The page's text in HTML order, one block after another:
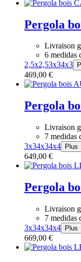
Pergola
Livraison
6 medidas
2,5x2,53x34x3
469,00 €
Pergola
Livraison
7 medidas
3x34x34x4 Plus
649,00 €
Pergola
Livraison
7 medidas
3x34x34x4 Plus
669,00 €